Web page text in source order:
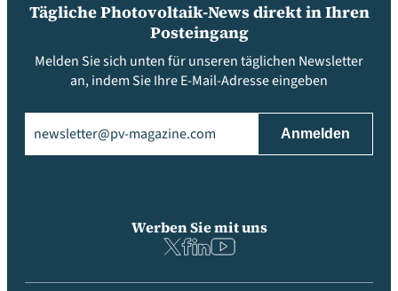
Tägliche Photovoltaik-News direkt in Ihren
Posteingang
Melden Sie sich unten für unseren täglichen Newsletter
an, indem Sie Ihre E-Mail-Adresse eingeben
Werben Sie mit uns